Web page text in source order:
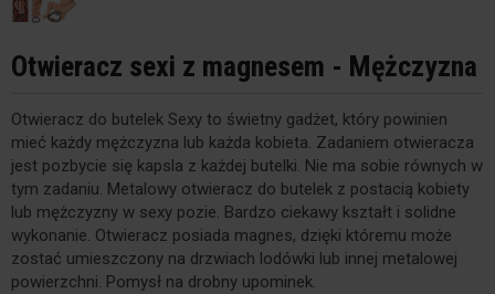
Otwieracz sexi z magnesem - Mężczyzna
Otwieracz do butelek Sexy to świetny gadżet, który powinien
mieć każdy mężczyzna lub każda kobieta. Zadaniem otwieracza
jest pozbycie się kapsla z każdej butelki. Nie ma sobie równych w
tym zadaniu. Metalowy otwieracz do butelek z postacią kobiety
lub mężczyzny w sexy pozie. Bardzo ciekawy kształt i solidne
wykonanie. Otwieracz posiada magnes, dzięki któremu może
zostać umieszczony na drzwiach lodówki lub innej metalowej
powierzchni. Pomysł na drobny upominek.